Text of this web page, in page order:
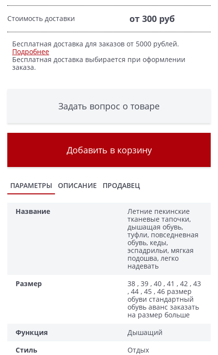
Стоимость доставки от 300 руб
Бесплатная доставка для заказов от 5000 рублей.
Подробнее
Бесплатная доставка выбирается при оформлении
заказа.
Задать вопрос о товаре
Добавить в корзину
ПАРАМЕТРЫ ОПИСАНИЕ ПРОДАВЕЦ
Название
Летние пекинские
тканевые тапочки,
дышащая обувь,
туфли, повседневная
обувь, кеды,
эспадрильи, мягкая
подошва, легко
надевать
Размер
38 , 39 , 40 , 41 , 42 , 43
, 44 , 45 , 46 размер
обуви стандартный
обувь аванс заказать
на размер больше
Функция
Дышащий
Стиль
Отдых